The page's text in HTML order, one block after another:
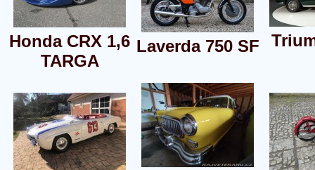
Honda CRX 1,6
TARGA
Laverda 750 SF